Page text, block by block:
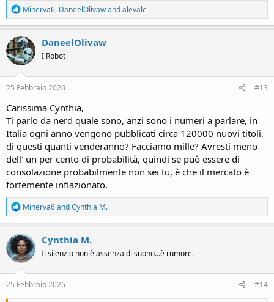
R
e
a
c
t
i
o
n
s
Minerva6, DaneelOlivawandalevale
DaneelOlivaw
I Robot
25 Febbraio 2026 #13
Carissima Cynthia,
Ti parlo da nerd quale sono, anzi sono i numeri a parlare, in
Italia ogni anno vengono pubblicati circa 120000 nuovi titoli,
di questi quanti venderanno? Facciamo mille? Avresti meno
dell' un per cento di probabilità, quindi se può essere di
consolazione probabilmente non sei tu, è che il mercato è
fortemente inflazionato.
R
e
a
c
t
i
o
n
s
Minerva6andCynthia M.
Cynthia M.
Il silenzio non è assenza di suono...è rumore.
25 Febbraio 2026 #14